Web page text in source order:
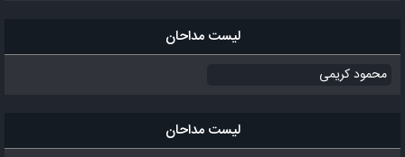
لیست مداحان
محمود کریمی
لیست مداحان